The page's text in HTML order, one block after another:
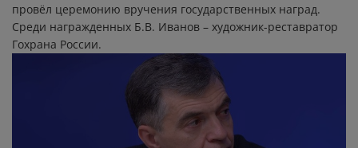
провёл церемонию вручения государственных наград.
Среди награжденных Б.В. Иванов – художник-реставратор
Гохрана России.